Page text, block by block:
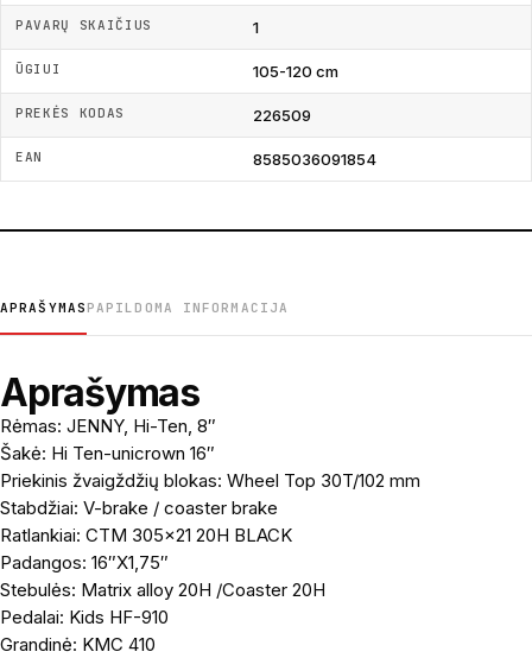
PAVARŲ SKAIČIUS 1
ŪGIUI 105-120 cm
PREKĖS KODAS 226509
EAN 8585036091854
APRAŠYMAS PAPILDOMA INFORMACIJA
Aprašymas
Rėmas: JENNY, Hi-Ten, 8″
Šakė: Hi Ten-unicrown 16″
Priekinis žvaigždžių blokas: Wheel Top 30T/102 mm
Stabdžiai: V-brake / coaster brake
Ratlankiai: CTM 305×21 20H BLACK
Padangos: 16″X1,75″
Stebulės: Matrix alloy 20H /Coaster 20H
Pedalai: Kids HF-910
Grandinė: KMC 410